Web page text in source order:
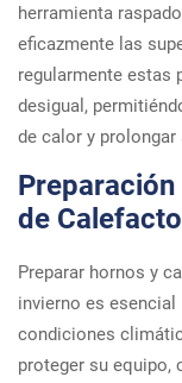
herramienta
eficazmente las
regularmente estas
desigual,
de calor y prolongar
de
Preparar hornos y
invierno es
condiciones
proteger su equipo,